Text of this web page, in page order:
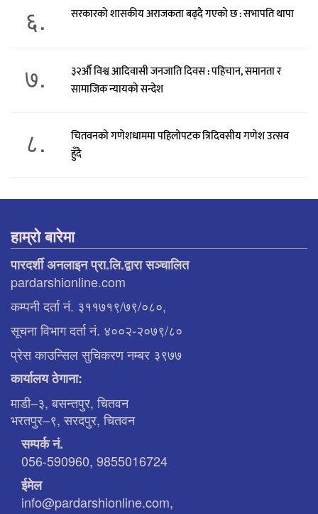
६. सरकारको शासकीय अराजकता बढ्दै गएको छ : सभापति थापा
७.
३२औँ विश्व आदिवासी जनजाति दिवस : पहिचान, समानता र
सामाजिक न्यायको सन्देश
८.
चितवनको गणेशधाममा पहिलोपटक त्रिदिवसीय गणेश उत्सव
हुँदै
हाम्रो बारेमा
पारदर्शी अनलाइन प्रा.लि.द्वारा सञ्चालित
pardarshionline.com
कम्पनी दर्ता नं. ३११७१९/७९/०८०,
सूचना विभाग दर्ता नं. ४००२-२०७९/८०
प्रेस काउन्सिल सुचिकरण नम्बर ३९७७
कार्यालय ठेगाना:
माडी–३, बसन्तपुर, चितवन
भरतपुर–९, सरदपुर, चितवन
सम्पर्क नं.
056-590960, 9855016724
ईमेल
info@pardarshionline.com,